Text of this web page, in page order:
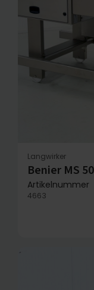
Langwirker
Benier MS
Artikelnummer
4663